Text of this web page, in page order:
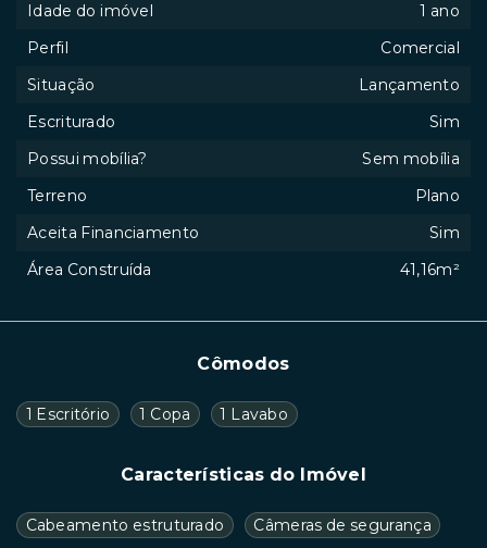
Cômodos
1 Escritório 1 Copa 1 Lavabo
Características do Imóvel
Cabeamento estruturado
Câmeras de segurança
Idade do imóvel
1 ano
Perfil
Comercial
Situação
Lançamento
Escriturado
Sim
Possui mobília?
Sem mobília
Terreno
Plano
Aceita Financiamento
Sim
Área Construída
41,16m²